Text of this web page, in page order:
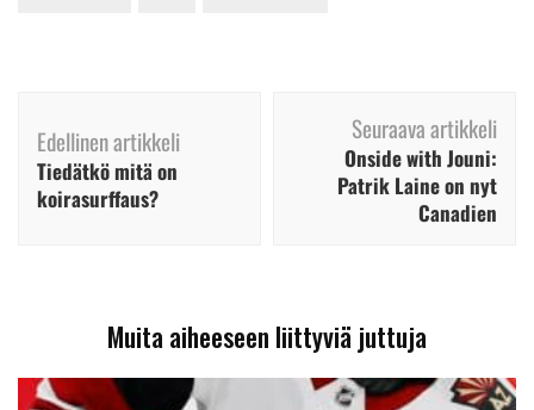
selaus
Edellinen artikkeli
Tiedätkö mitä on
koirasurffaus?
Seuraava artikkeli
Onside with Jouni:
Patrik Laine on nyt
Canadien
Muita aiheeseen liittyviä juttuja